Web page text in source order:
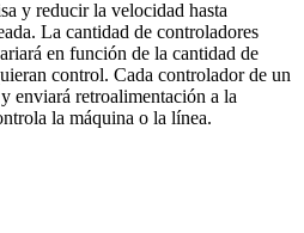
y reducir la velocidad hasta
La cantidad de controladores
en función de la cantidad de
control. Cada controlador de un
enviará retroalimentación a la
la máquina o la línea.